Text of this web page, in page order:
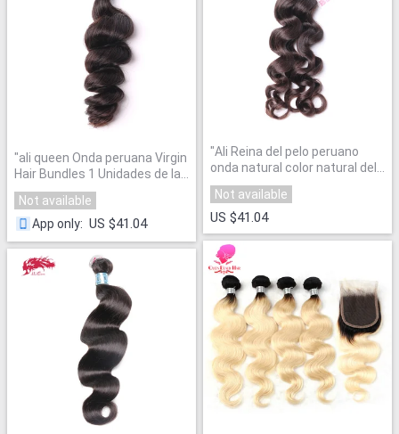
"ali queen Onda peruana Virgin
Hair Bundles 1 Unidades de la
Armadura"
Not available
App only: US $41.04
"Ali Reina del pelo peruano
onda natural color natural del
pelo virginal 10 "a 28" 100%
armadura del pelo humano
paquetes"
Not available
US $41.04